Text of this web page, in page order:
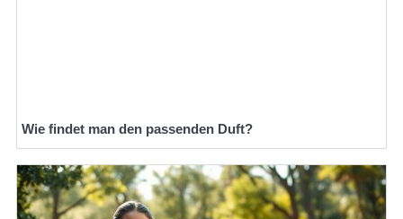
Wie findet man den passenden Duft?